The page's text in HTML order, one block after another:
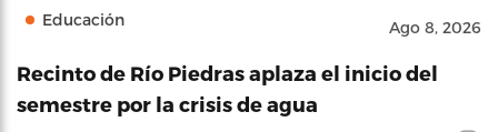
Educación Ago 8, 2026
Recinto de Río Piedras aplaza el inicio del
semestre por la crisis de agua